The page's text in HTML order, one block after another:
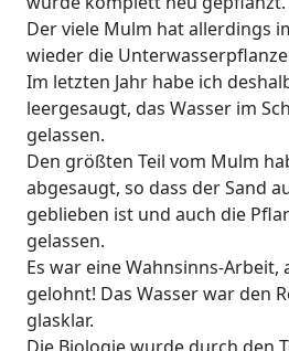
Der viele Mulm hat allerdings
wieder die
Im letzten Jahr habe ich
leergesaugt, das Wasser im
gelassen.
Den größten Teil vom Mulm
abgesaugt, so dass der Sand
geblieben ist und auch die
gelassen.
Es war eine Wahnsinns-Arbeit,
gelohnt! Das Wasser war den
glasklar.